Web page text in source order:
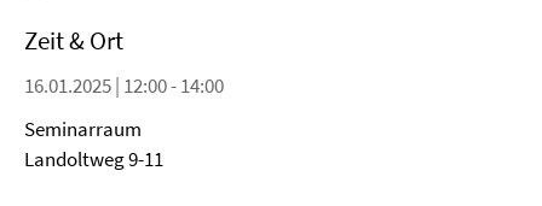
Zeit & Ort
16.01.2025 | 12:00 - 14:00
Seminarraum
Landoltweg 9-11